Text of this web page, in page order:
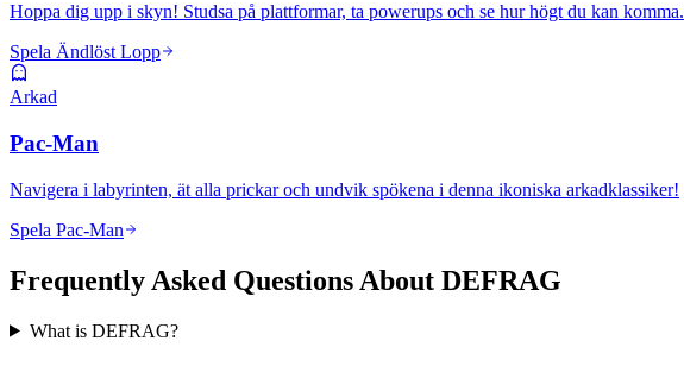
Hoppa dig upp i skyn! Studsa på plattformar, ta powerups och se hur högt du kan komma.
Spela Ändlöst Lopp
Arkad
Pac-Man
Navigera i labyrinten, ät alla prickar och undvik spökena i denna ikoniska arkadklassiker!
Spela Pac-Man
Frequently Asked Questions About DEFRAG
What is DEFRAG?